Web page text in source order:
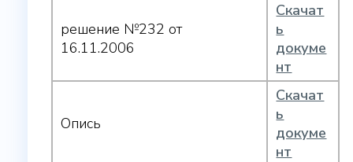
решение №232 от
16.11.2006
Скачат
ь
докуме
нт
Опись
Скачат
ь
докуме
нт